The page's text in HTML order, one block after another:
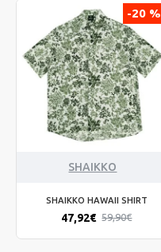
-20 %
SHAIKKO
SHAIKKO HAWAII SHIRT
47,92€ 59,90€